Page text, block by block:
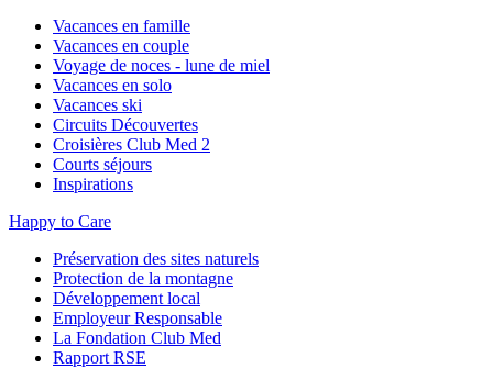
Vacances en famille
Vacances en couple
Voyage de noces - lune de miel
Vacances en solo
Vacances ski
Circuits Découvertes
Croisières Club Med 2
Courts séjours
Inspirations
Happy to Care
Préservation des sites naturels
Protection de la montagne
Développement local
Employeur Responsable
La Fondation Club Med
Rapport RSE